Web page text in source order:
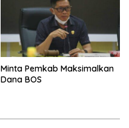
Minta Pemkab Maksimalkan
Dana BOS